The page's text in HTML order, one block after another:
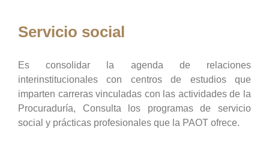
Servicio social
Es consolidar la agenda de relaciones
interinstitucionales con centros de estudios que
imparten carreras vinculadas con las actividades de la
Procuraduría, Consulta los programas de servicio
social y prácticas profesionales que la PAOT ofrece.